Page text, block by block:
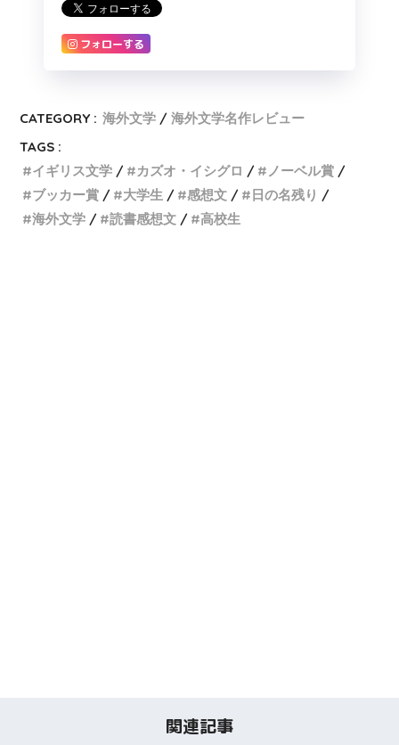
フォローする
CATEGORY : 海外文学
海外文学名作レビュー
TAGS :
イギリス文学
カズオ・イシグロ
ノーベル賞
ブッカー賞
大学生 感想文
日の名残り
海外文学
読書感想文 高校生
関連記事